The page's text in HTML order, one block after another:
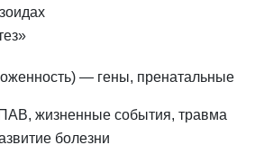
— гены, пренатальные
жизненные события, травма
болезни